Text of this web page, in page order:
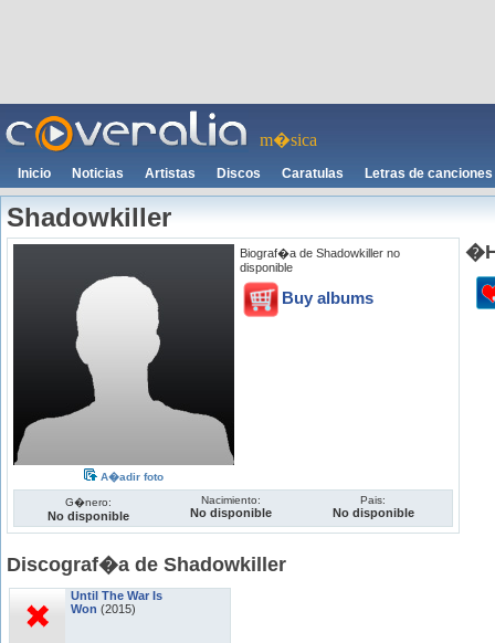
m�sica
Inicio Noticias Artistas Discos Caratulas Letras de canciones
Shadowkiller
A�adir foto
Biograf�a de Shadowkiller no
disponible
Buy albums
G�nero:
No disponible
Nacimiento:
No disponible
Pais:
No disponible
Discograf�a de Shadowkiller
Until The War Is
Won (2015)